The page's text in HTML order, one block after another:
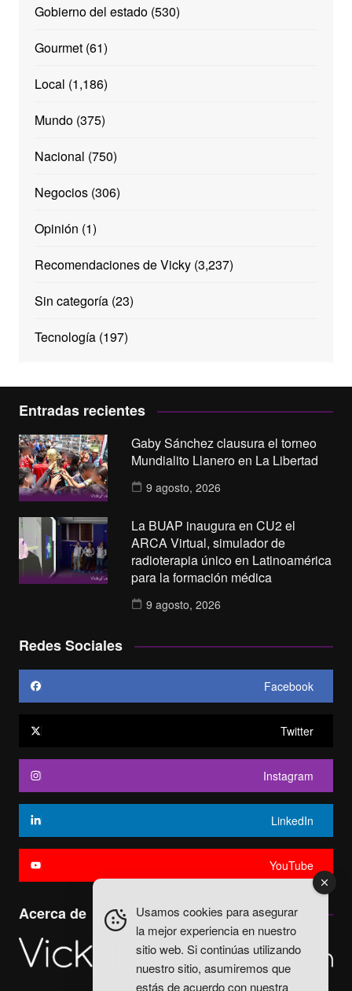
Gobierno del estado(530)
Gourmet(61)
Local (1,186)
Mundo(375)
Nacional (750)
Negocios(306)
Opinión (1)
Recomendaciones de Vicky(3,237)
Sin categoría(23)
Tecnología(197)
Entradas recientes
Gaby Sánchez clausura el torneo
Mundialito Llanero en La Libertad
9 agosto, 2026
La BUAP inaugura en CU2 el
ARCA Virtual, simulador de
radioterapia único en Latinoamérica
para la formación médica
9 agosto, 2026
Redes Sociales
Facebook
Twitter
Instagram
LinkedIn
YouTube
Acerca de
Usamos cookies para asegurar
la mejor experiencia en nuestro
sitio web. Si continúas utilizando
nuestro sitio, asumiremos que
estás de acuerdo con nuestra